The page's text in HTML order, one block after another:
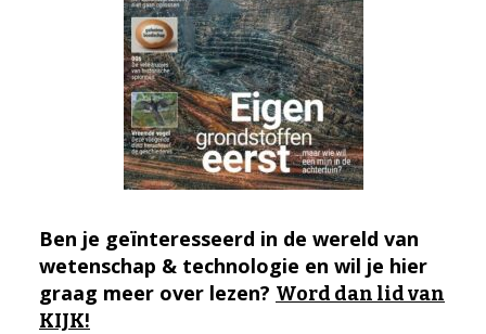
Ben je geïnteresseerd in de wereld van
wetenschap & technologie en wil je hier
graag meer over lezen? Word dan lid van
KIJK!